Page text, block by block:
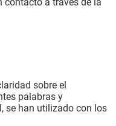
sobre el
palabras y
se han utilizado con los